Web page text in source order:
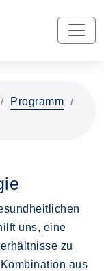
Programm
uns, eine
zu
aus